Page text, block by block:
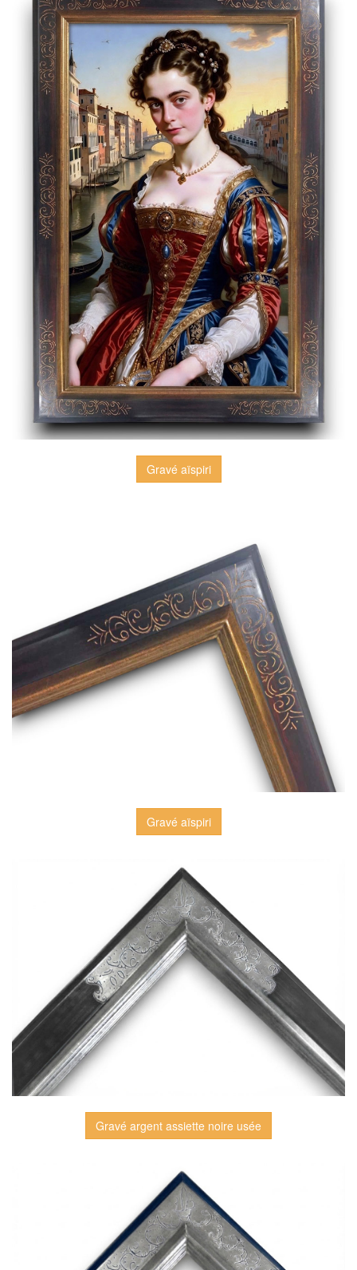
Gravé aïspiri
Gravé aïspiri
Gravé argent assiette noire usée